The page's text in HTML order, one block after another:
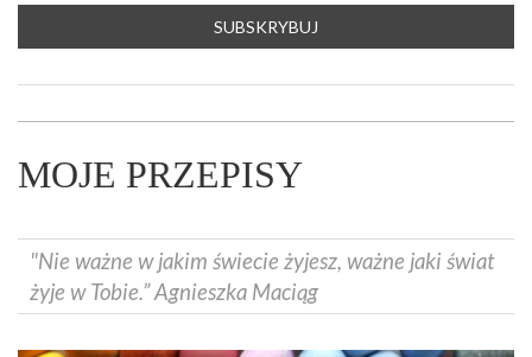
MOJE PRZEPISY
"Nie ważne w jakim świecie żyjesz, ważne jaki świat
żyje w Tobie.” Agnieszka Maciąg